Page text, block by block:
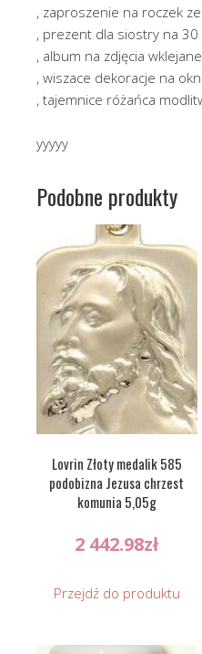
, zaproszenie na roczek
, prezent dla siostry na
, album na zdjęcia
, wiszace dekoracje na
, tajemnice różańca
yyyyy
Podobne produkty
Lovrin Złoty medalik 585
podobizna Jezusa chrzest
komunia 5,05g
2 442.98zł
Przejdź do produktu